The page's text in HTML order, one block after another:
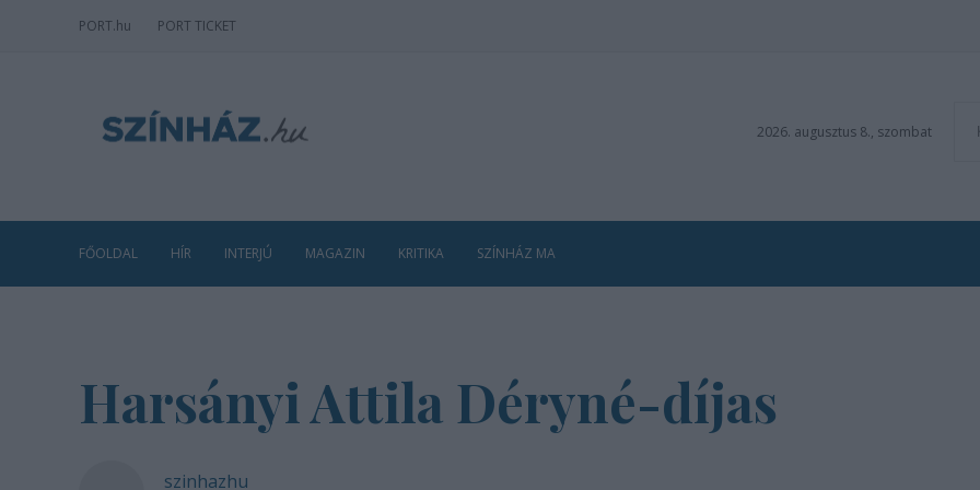
PORT.hu PORT TICKET
2026. augusztus 8., szombat
FŐOLDAL HÍR INTERJÚ MAGAZIN KRITIKA SZÍNHÁZ MA
Harsányi Attila Déryné-díjas
szinhazhu